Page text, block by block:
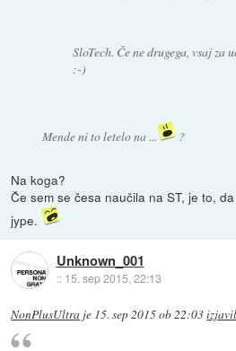
SloTech. Če ne drugega, vsaj za
:-)
Mende ni to letelo na ... ?
Na koga?
Če sem se česa naučila na ST, je to,
jype.
Unknown_001
:: 15. sep 2015, 22:13
NonPlusUltra je 15. sep 2015 ob 22:03